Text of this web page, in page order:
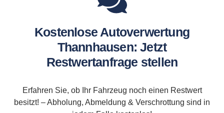
Kostenlose Autoverwertung
Thannhausen: Jetzt
Restwertanfrage stellen
Erfahren Sie, ob Ihr Fahrzeug noch einen Restwert
besitzt! – Abholung, Abmeldung & Verschrottung sind in